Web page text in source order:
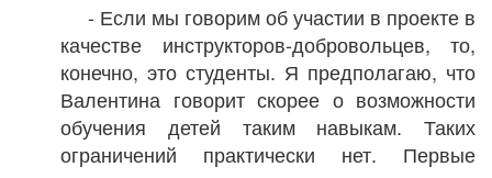
- Если мы говорим об участии в проекте в
качестве инструкторов-добровольцев, то,
конечно, это студенты. Я предполагаю, что
Валентина говорит скорее о возможности
обучения детей таким навыкам. Таких
ограничений практически нет. Первые